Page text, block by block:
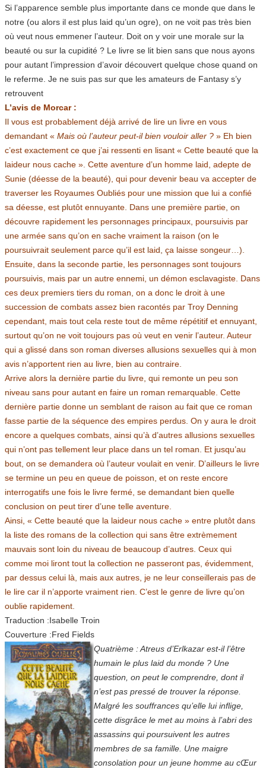
Si l’apparence semble plus importante dans ce monde que dans le
notre (ou alors il est plus laid qu’un ogre), on ne voit pas très bien
où veut nous emmener l’auteur. Doit on y voir une morale sur la
beauté ou sur la cupidité ? Le livre se lit bien sans que nous ayons
pour autant l’impression d’avoir découvert quelque chose quand on
le referme. Je ne suis pas sur que les amateurs de Fantasy s’y
retrouvent
L’avis de Morcar :
Il vous est probablement déjà arrivé de lire un livre en vous
demandant « Mais où l’auteur peut-il bien vouloir aller ? » Eh bien
c’est exactement ce que j’ai ressenti en lisant « Cette beauté que la
laideur nous cache ». Cette aventure d’un homme laid, adepte de
Sunie (déesse de la beauté), qui pour devenir beau va accepter de
traverser les Royaumes Oubliés pour une mission que lui a confié
sa déesse, est plutôt ennuyante. Dans une première partie, on
découvre rapidement les personnages principaux, poursuivis par
une armée sans qu’on en sache vraiment la raison (on le
poursuivrait seulement parce qu’il est laid, ça laisse songeur…).
Ensuite, dans la seconde partie, les personnages sont toujours
poursuivis, mais par un autre ennemi, un démon esclavagiste. Dans
ces deux premiers tiers du roman, on a donc le droit à une
succession de combats assez bien racontés par Troy Denning
cependant, mais tout cela reste tout de même répétitif et ennuyant,
surtout qu’on ne voit toujours pas où veut en venir l’auteur. Auteur
qui a glissé dans son roman diverses allusions sexuelles qui à mon
avis n’apportent rien au livre, bien au contraire.
Arrive alors la dernière partie du livre, qui remonte un peu son
niveau sans pour autant en faire un roman remarquable. Cette
dernière partie donne un semblant de raison au fait que ce roman
fasse partie de la séquence des empires perdus. On y aura le droit
encore a quelques combats, ainsi qu’à d’autres allusions sexuelles
qui n’ont pas tellement leur place dans un tel roman. Et jusqu’au
bout, on se demandera où l’auteur voulait en venir. D’ailleurs le livre
se termine un peu en queue de poisson, et on reste encore
interrogatifs une fois le livre fermé, se demandant bien quelle
conclusion on peut tirer d’une telle aventure.
Ainsi, « Cette beauté que la laideur nous cache » entre plutôt dans
la liste des romans de la collection qui sans être extrèmement
mauvais sont loin du niveau de beaucoup d’autres. Ceux qui
comme moi liront tout la collection ne passeront pas, évidemment,
par dessus celui là, mais aux autres, je ne leur conseillerais pas de
le lire car il n’apporte vraiment rien. C’est le genre de livre qu’on
oublie rapidement.
Traduction :Isabelle Troin
Couverture :Fred Fields
Quatrième : Atreus d’Erlkazar est-il l’être
humain le plus laid du monde ? Une
question, on peut le comprendre, dont il
n’est pas pressé de trouver la réponse.
Malgré les souffrances qu’elle lui inflige,
cette disgrâce le met au moins à l’abri des
assassins qui poursuivent les autres
membres de sa famille. Une maigre
consolation pour un jeune homme au cŒur